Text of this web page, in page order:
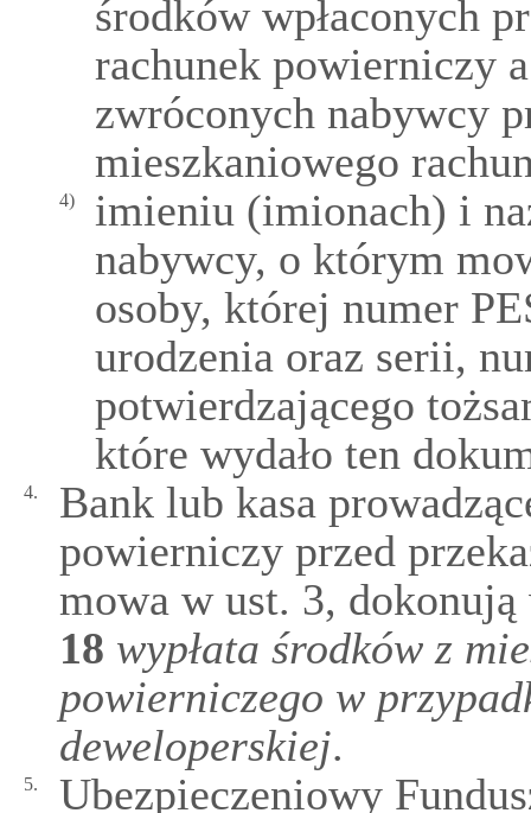
środków wpłaconych
rachunek powierniczy
zwróconych nabywcy
mieszkaniowego
4)
imieniu (imionach) i
nabywcy, o którym
osoby, której numer
urodzenia oraz serii,
potwierdzającego
które wydało ten
4.
Bank lub kasa
powierniczy przed
mowa w ust. 3,
18 wypłata środków z
powierniczego w
deweloperskiej.
5.
Ubezpieczeniowy